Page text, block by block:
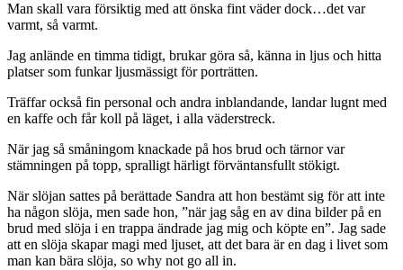
Man skall vara försiktig med att önska fint väder dock…det var
varmt, så varmt.
Jag anlände en timma tidigt, brukar göra så, känna in ljus och hitta
platser som funkar ljusmässigt för porträtten.
Träffar också fin personal och andra inblandande, landar lugnt med
en kaffe och får koll på läget, i alla väderstreck.
När jag så småningom knackade på hos brud och tärnor var
stämningen på topp, spralligt härligt förväntansfullt stökigt.
När slöjan sattes på berättade Sandra att hon bestämt sig för att inte
ha någon slöja, men sade hon, ”när jag såg en av dina bilder på en
brud med slöja i en trappa ändrade jag mig och köpte en”. Jag sade
att en slöja skapar magi med ljuset, att det bara är en dag i livet som
man kan bära slöja, so why not go all in.